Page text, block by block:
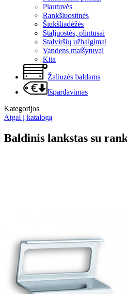
Plautuvės
Rankšluostinės
Šiukšliadėžės
Staljuostės, plintusai
Stalviršių užbaigimai
Vandens maišytuvai
Kita
Žaliuzės baldams
Išpardavimas
Kategorijos
Atgal į katalogą
Baldinis lankstas su